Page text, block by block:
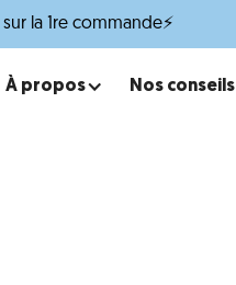
sur la 1re commande⚡
À propos Nos conseils